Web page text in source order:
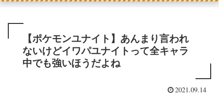
【ポケモンユナイト】あんまり言われ
ないけどイワパユナイトって全キャラ
中でも強いほうだよね
2021.09.14